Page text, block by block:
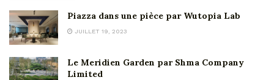
Piazza dans une pièce par Wutopia Lab
JUILLET 19, 2023
Le Meridien Garden par Shma Company
Limited